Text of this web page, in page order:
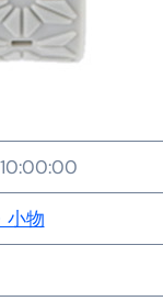
クの全貌！危険回
695万円も投資
でも成果を出す
資金調達4選
小物